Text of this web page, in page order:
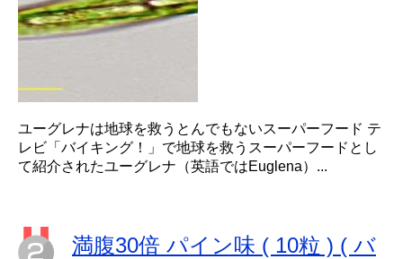
ユーグレナは地球を救うとんでもないスーパーフード テ
レビ「バイキング！」で地球を救うスーパーフードとし
て紹介されたユーグレナ（英語ではEuglena）...
満腹30倍 パイン味 ( 10粒 ) ( バ